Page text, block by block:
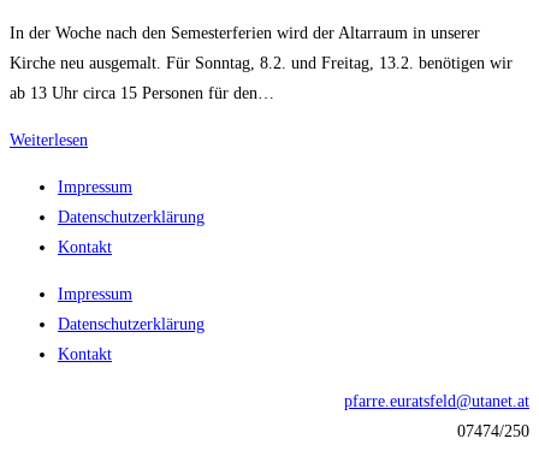
In der Woche nach den Semesterferien wird der Altarraum in unserer
Kirche neu ausgemalt. Für Sonntag, 8.2. und Freitag, 13.2. benötigen wir
ab 13 Uhr circa 15 Personen für den…
Weiterlesen
dich!!!
Impressum
Datenschutzerklärung
Kontakt
Impressum
Datenschutzerklärung
Kontakt
pfarre.euratsfeld@utanet.at
07474/250